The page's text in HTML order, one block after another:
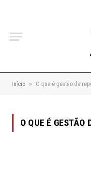
Início » O que é gestão de
O QUE É GESTÃO